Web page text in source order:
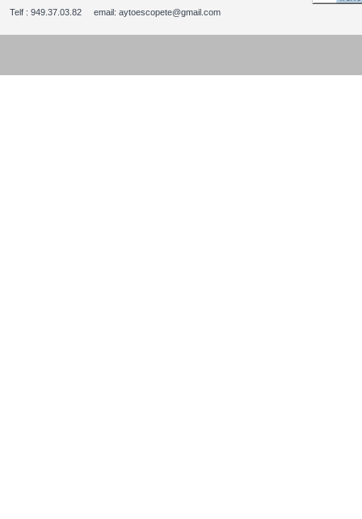
Telf : 949.37.03.82 email: aytoescopete@gmail.com